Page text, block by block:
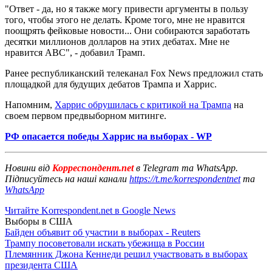
"Ответ - да, но я также могу привести аргументы в пользу
того, чтобы этого не делать. Кроме того, мне не нравится
поощрять фейковые новости... Они собираются заработать
десятки миллионов долларов на этих дебатах. Мне не
нравится ABC", - добавил Трамп.
Ранее республиканский телеканал Fox News предложил стать
площадкой для будущих дебатов Трампа и Харрис.
Напомним, Харрис обрушилась с критикой на Трампа на
своем первом предвыборном митинге.
РФ опасается победы Харрис на выборах - WP
Новини від Корреспондент.netв Telegram та WhatsApp.
Підписуйтесь на наші канали https://t.me/korrespondentnetта
WhatsApp
Читайте Korrespondent.net в Google News
Выборы в США
Байден объявит об участии в выборах - Reuters
Трампу посоветовали искать убежища в России
Племянник Джона Кеннеди решил участвовать в выборах
президента США